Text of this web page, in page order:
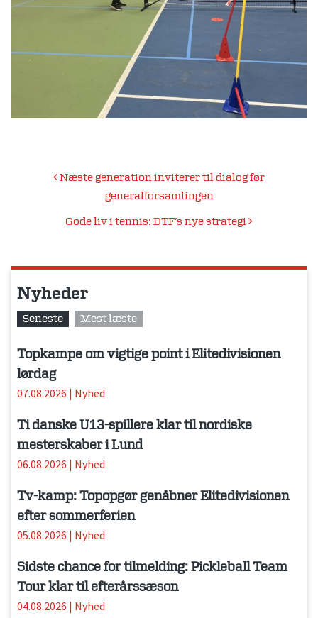
Indlægsnavigation
Næste generation inviterer til dialog før
generalforsamlingen
Gode liv i tennis: DTF’s nye strategi
Nyheder
Seneste Mest læste
Topkampe om vigtige point i Elitedivisionen
lørdag
07.08.2026 | Nyhed
Ti danske U13-spillere klar til nordiske
mesterskaber i Lund
06.08.2026 | Nyhed
Tv-kamp: Topopgør genåbner Elitedivisionen
efter sommerferien
05.08.2026 | Nyhed
Sidste chance for tilmelding: Pickleball Team
Tour klar til efterårssæson
04.08.2026 | Nyhed